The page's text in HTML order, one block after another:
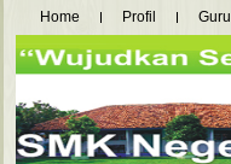
Home Profil Guru